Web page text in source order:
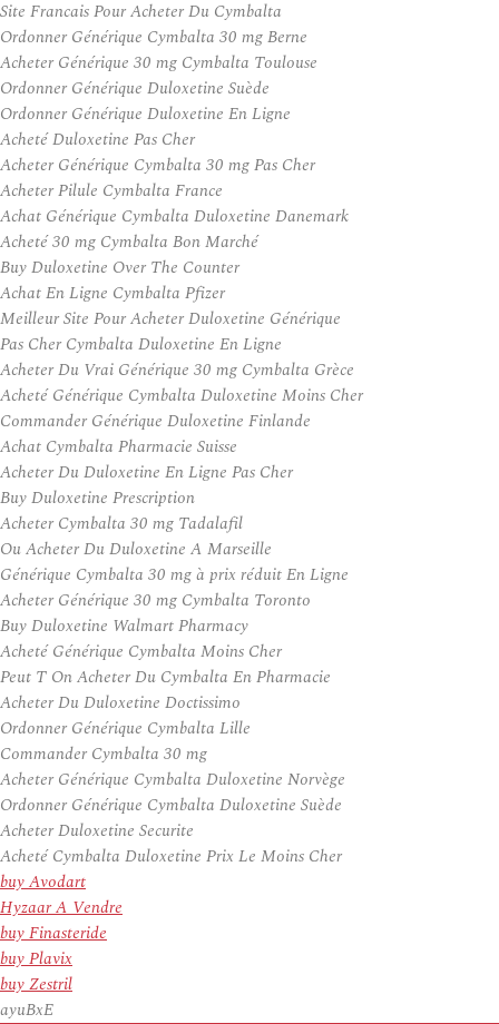
Site Francais Pour Acheter Du Cymbalta
Ordonner Générique Cymbalta 30 mg Berne
Acheter Générique 30 mg Cymbalta Toulouse
Ordonner Générique Duloxetine Suède
Ordonner Générique Duloxetine En Ligne
Acheté Duloxetine Pas Cher
Acheter Générique Cymbalta 30 mg Pas Cher
Acheter Pilule Cymbalta France
Achat Générique Cymbalta Duloxetine Danemark
Acheté 30 mg Cymbalta Bon Marché
Buy Duloxetine Over The Counter
Achat En Ligne Cymbalta Pfizer
Meilleur Site Pour Acheter Duloxetine Générique
Pas Cher Cymbalta Duloxetine En Ligne
Acheter Du Vrai Générique 30 mg Cymbalta Grèce
Acheté Générique Cymbalta Duloxetine Moins Cher
Commander Générique Duloxetine Finlande
Achat Cymbalta Pharmacie Suisse
Acheter Du Duloxetine En Ligne Pas Cher
Buy Duloxetine Prescription
Acheter Cymbalta 30 mg Tadalafil
Ou Acheter Du Duloxetine A Marseille
Générique Cymbalta 30 mg à prix réduit En Ligne
Acheter Générique 30 mg Cymbalta Toronto
Buy Duloxetine Walmart Pharmacy
Acheté Générique Cymbalta Moins Cher
Peut T On Acheter Du Cymbalta En Pharmacie
Acheter Du Duloxetine Doctissimo
Ordonner Générique Cymbalta Lille
Commander Cymbalta 30 mg
Acheter Générique Cymbalta Duloxetine Norvège
Ordonner Générique Cymbalta Duloxetine Suède
Acheter Duloxetine Securite
Acheté Cymbalta Duloxetine Prix Le Moins Cher
buy Avodart
Hyzaar A Vendre
buy Finasteride
buy Plavix
buy Zestril
ayuBxE